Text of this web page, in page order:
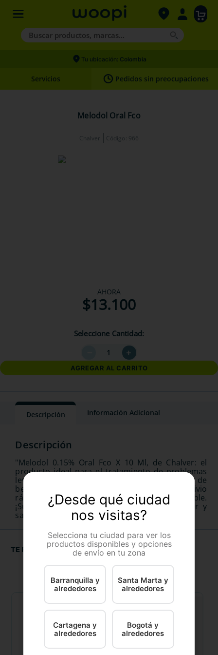
Buscar productos, marcas...
Términos más buscados
2.
hills
Tu ubicación: Colombia
Servicios Pedidos sin preocupaciones
Melodol Oral Fco
Chalver Código: 966
AHORA
$13.100
Seleccione Cantidad
＋
AGREGAR AL CARRITO
Descripción Información Adicional
"Melodol 0.15% Oral Fco X 10 Ml, de Chalver: el
producto ideal para el tratamiento de problemas
leves de garganta. A base de clorhidrato de
benzidamina, este fármaco líquido ofrece un alivio
rápido, suave y eficaz con un sabor agradable.
¡Suplemento imprescindible para tu bienestar y
salud!"
TE RECOMENDAMOS
¿Desde qué ciudad
nos visitas?
Selecciona tu ciudad para ver los
productos disponibles y opciones
de envío en tu zona
Barranquilla y
alrededores
Santa Marta y
alrededores
Cartagena y
alrededores
Bogotá y
alrededores